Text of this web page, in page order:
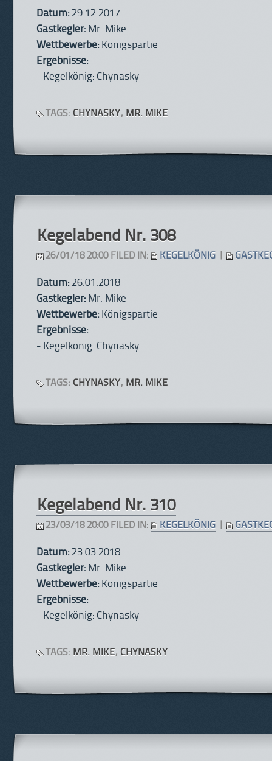
Datum: 29.12.2017
Gastkegler: Mr. Mike
Wettbewerbe:Königspartie
Ergebnisse:
- Kegelkönig: Chynasky
TAGS: CHYNASKY, MR. MIKE
Kegelabend Nr. 308
26/01/18 20:00 FILED IN: KEGELKÖNIG
Datum: 26.01.2018
Gastkegler: Mr. Mike
Wettbewerbe: Königspartie
Ergebnisse:
- Kegelkönig: Chynasky
TAGS: CHYNASKY, MR. MIKE
Kegelabend Nr. 310
23/03/18 20:00 FILED IN: KEGELKÖNIG
Datum:23.03.2018
Gastkegler:Mr. Mike
Wettbewerbe: Königspartie
Ergebnisse:
- Kegelkönig: Chynasky
TAGS: MR. MIKE, CHYNASKY